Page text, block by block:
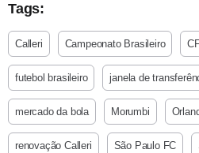
Tags:
Calleri Campeonato Brasileiro
futebol brasileiro janela de
mercado da bola Morumbi
renovação Calleri São Paulo FC